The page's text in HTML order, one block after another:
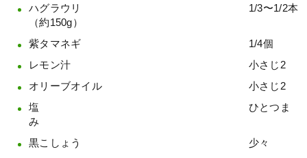
ハグラウリ 1/3〜1/2本
（約150g）
紫タマネギ 1/4個
レモン汁 小さじ2
オリーブオイル 小さじ2
塩 ひとつま
み
黒こしょう 少々